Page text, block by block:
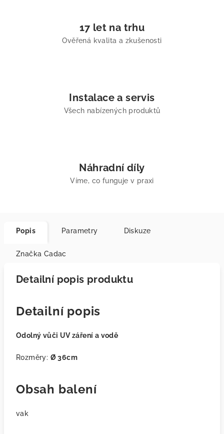
17 let na trhu
Ověřená kvalita a zkušenosti
Instalace a servis
Všech nabízených produktů
Náhradní díly
Víme, co funguje v praxi
Popis Parametry Diskuze
Značka Cadac
Detailní popis produktu
Detailní popis
Odolný vůči UV záření a vodě
Rozměry: Ø 36cm
Obsah balení
vak